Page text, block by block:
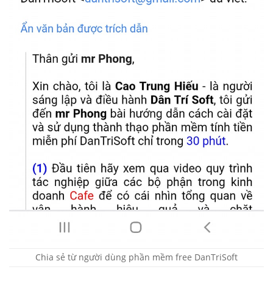
Chia sẻ từ người dùng phần mềm free DanTriSoft